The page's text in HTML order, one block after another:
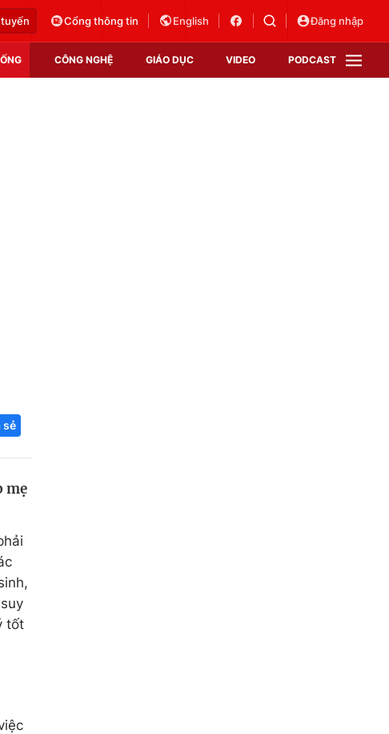
Cổng thông tin English Đăng nhập
CÔNG NGHỆ GIÁO DỤC VIDEO PODCAST
sẻ
mẹ
tốt